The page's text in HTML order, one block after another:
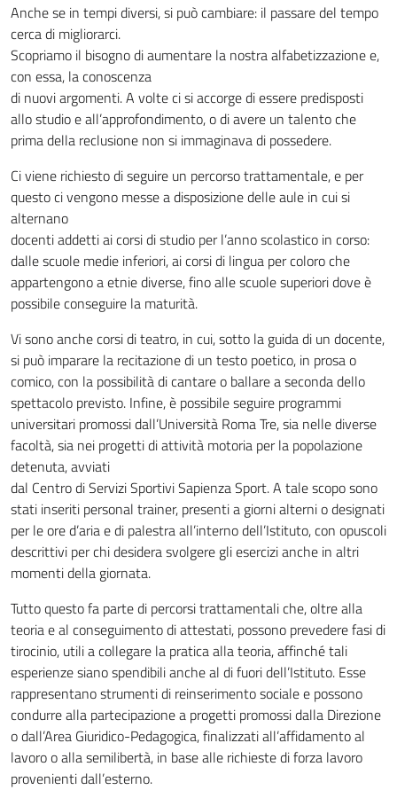
Anche se in tempi diversi, si può cambiare: il passare del tempo
cerca di migliorarci.
Scopriamo il bisogno di aumentare la nostra alfabetizzazione e,
con essa, la conoscenza
di nuovi argomenti. A volte ci si accorge di essere predisposti
allo studio e all’approfondimento, o di avere un talento che
prima della reclusione non si immaginava di possedere.
Ci viene richiesto di seguire un percorso trattamentale, e per
questo ci vengono messe a disposizione delle aule in cui si
alternano
docenti addetti ai corsi di studio per l’anno scolastico in corso:
dalle scuole medie inferiori, ai corsi di lingua per coloro che
appartengono a etnie diverse, fino alle scuole superiori dove è
possibile conseguire la maturità.
Vi sono anche corsi di teatro, in cui, sotto la guida di un docente,
si può imparare la recitazione di un testo poetico, in prosa o
comico, con la possibilità di cantare o ballare a seconda dello
spettacolo previsto. Infine, è possibile seguire programmi
universitari promossi dall’Università Roma Tre, sia nelle diverse
facoltà, sia nei progetti di attività motoria per la popolazione
detenuta, avviati
dal Centro di Servizi Sportivi Sapienza Sport. A tale scopo sono
stati inseriti personal trainer, presenti a giorni alterni o designati
per le ore d’aria e di palestra all’interno dell’Istituto, con opuscoli
descrittivi per chi desidera svolgere gli esercizi anche in altri
momenti della giornata.
Tutto questo fa parte di percorsi trattamentali che, oltre alla
teoria e al conseguimento di attestati, possono prevedere fasi di
tirocinio, utili a collegare la pratica alla teoria, affinché tali
esperienze siano spendibili anche al di fuori dell’Istituto. Esse
rappresentano strumenti di reinserimento sociale e possono
condurre alla partecipazione a progetti promossi dalla Direzione
o dall’Area Giuridico-Pedagogica, finalizzati all’affidamento al
lavoro o alla semilibertà, in base alle richieste di forza lavoro
provenienti dall’esterno.